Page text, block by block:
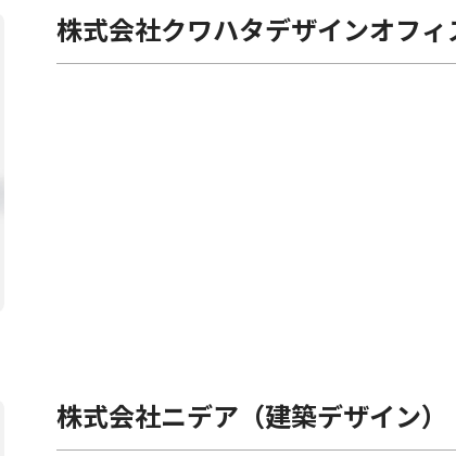
株式会社クワハタデザインオフ
株式会社ニデア（建築デザイン）